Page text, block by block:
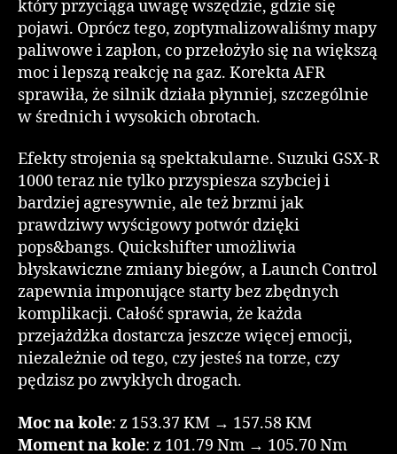
który przyciąga uwagę wszędzie, gdzie się
pojawi. Oprócz tego, zoptymalizowaliśmy mapy
paliwowe i zapłon, co przełożyło się na większą
moc i lepszą reakcję na gaz. Korekta AFR
sprawiła, że silnik działa płynniej, szczególnie
w średnich i wysokich obrotach.
Efekty strojenia są spektakularne. Suzuki GSX-R
1000 teraz nie tylko przyspiesza szybciej i
bardziej agresywnie, ale też brzmi jak
prawdziwy wyścigowy potwór dzięki
pops&bangs. Quickshifter umożliwia
błyskawiczne zmiany biegów, a Launch Control
zapewnia imponujące starty bez zbędnych
komplikacji. Całość sprawia, że każda
przejażdżka dostarcza jeszcze więcej emocji,
niezależnie od tego, czy jesteś na torze, czy
pędzisz po zwykłych drogach.
Moc na kole: z 153.37 KM → 157.58 KM
Moment na kole: z 101.79 Nm → 105.70 Nm